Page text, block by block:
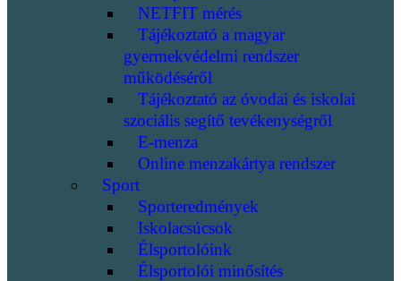
NETFIT mérés
Tájékoztató a magyar
gyermekvédelmi rendszer
működéséről
Tájékoztató az óvodai és iskolai
szociális segítő tevékenységről
E-menza
Online menzakártya rendszer
Sport
Sporteredmények
Iskolacsúcsok
Élsportolóink
Élsportolói minősítés